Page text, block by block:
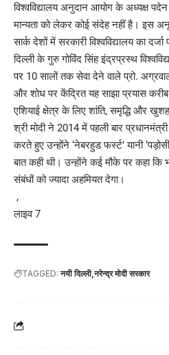
विश्वविद्यालय अनुदान आयोग के अध्यक्ष
मान्यता को लेकर कोई संदेह नहीं है। इस
सार्क देशों में सरकारी विश्वविद्यालय का दर्जा
दिल्ली के गुरु गोविंद सिंह इंद्रप्रस्थ
पर 10 सालों तक सेवा देने वाले प्रो.
और शोध पर केंद्रित यह साझा प्रयास करीब
एशियाई क्षेत्र के लिए शांति, समृद्धि और
श्री मोदी ने 2014 में पहली बार
करते हुए उन्होंने ‘नेबरहुड फर्स्ट’ यानी
बात कही थी। उन्होंने कई मौके पर कहा
संबंधों को ज्यादा अहमियत देगा।
,
लाइव 7
TAGGED: नयी दिल्ली नरेन्द्र मोदी सरकार